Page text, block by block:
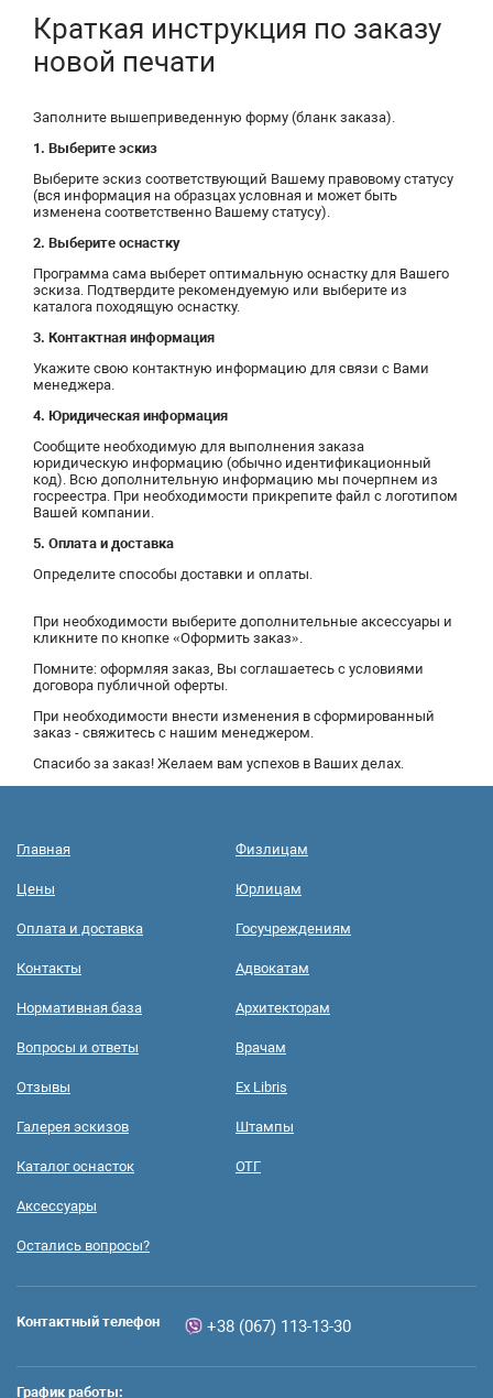
Краткая инструкция по заказу
новой печати
Заполните вышеприведенную форму (бланк заказа).
1. Выберите эскиз
Выберите эскиз соответствующий Вашему правовому статусу
(вся информация на образцах условная и может быть
изменена соответственно Вашему статусу).
2. Выберите оснастку
Программа сама выберет оптимальную оснастку для Вашего
эскиза. Подтвердите рекомендуемую или выберите из
каталога походящую оснастку.
3. Контактная информация
Укажите свою контактную информацию для связи с Вами
менеджера.
4. Юридическая информация
Сообщите необходимую для выполнения заказа
юридическую информацию (обычно идентификационный
код). Всю дополнительную информацию мы почерпнем из
госреестра. При необходимости прикрепите файл с логотипом
Вашей компании.
5. Оплата и доставка
Определите способы доставки и оплаты.
При необходимости выберите дополнительные аксессуары и
кликните по кнопке «Оформить заказ».
Помните: оформляя заказ, Вы соглашаетесь с условиями
договора публичной оферты.
При необходимости внести изменения в сформированный
заказ - свяжитесь с нашим менеджером.
Спасибо за заказ! Желаем вам успехов в Ваших делах.
Главная
Цены
Оплата и доставка
Контакты
Нормативная база
Вопросы и ответы
Отзывы
Галерея эскизов
Каталог оснасток
Аксессуары
Остались вопросы?
Физлицам
Юрлицам
Госучреждениям
Адвокатам
Архитекторам
Врачам
Ex Libris
Штампы
ОТГ
Контактный телефон +38 (067) 113-13-30
График работы: